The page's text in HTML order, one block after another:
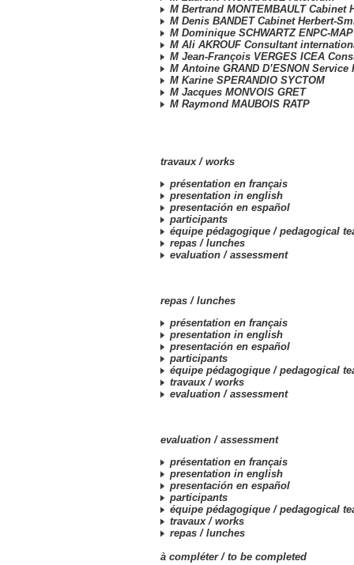
M Bertrand MONTEMBAULT Cabinet
M Denis BANDET Cabinet Herbert-
M Dominique SCHWARTZ ENPC-MAP
M Ali AKROUF Consultant
M Jean-François VERGES ICEA
M Antoine GRAND D’ESNON Service
M Karine SPERANDIO SYCTOM
M Jacques MONVOIS GRET
M Raymond MAUBOIS RATP
travaux / works
présentation en français
presentation in english
presentación en español
participants
équipe pédagogique / pedagogical
repas / lunches
evaluation / assessment
repas / lunches
présentation en français
presentation in english
presentación en español
participants
équipe pédagogique / pedagogical
travaux / works
evaluation / assessment
evaluation / assessment
présentation en français
presentation in english
presentación en español
participants
équipe pédagogique / pedagogical
travaux / works
repas / lunches
à compléter / to be completed